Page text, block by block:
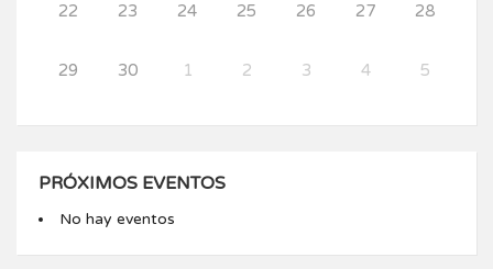
22 23 24 25 26 27 28
29 30 1 2 3 4 5
PRÓXIMOS EVENTOS
No hay eventos